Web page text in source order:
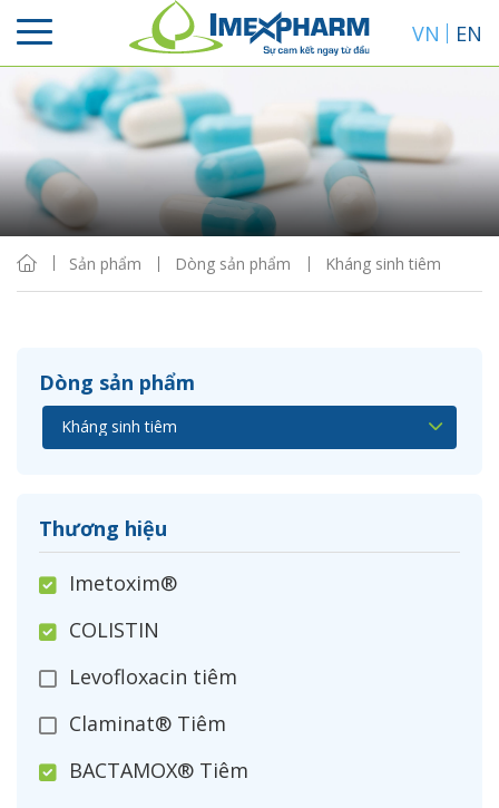
VN EN
Sản phẩm Dòng sản phẩm Kháng sinh tiêm
Dòng sản phẩm
Thương hiệu
Imetoxim®
COLISTIN
Levofloxacin tiêm
Claminat® Tiêm
BACTAMOX® Tiêm
Sắp xếp
Hiển thị